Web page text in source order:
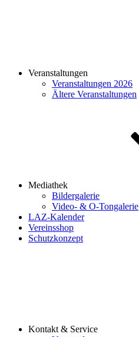
Veranstaltungen
Veranstaltungen 2026
Ältere Veranstaltungen
Mediathek
Bildergalerie
Video- & O-Tongalerie
LAZ-Kalender
Vereinsshop
Schutzkonzept
Kontakt & Service